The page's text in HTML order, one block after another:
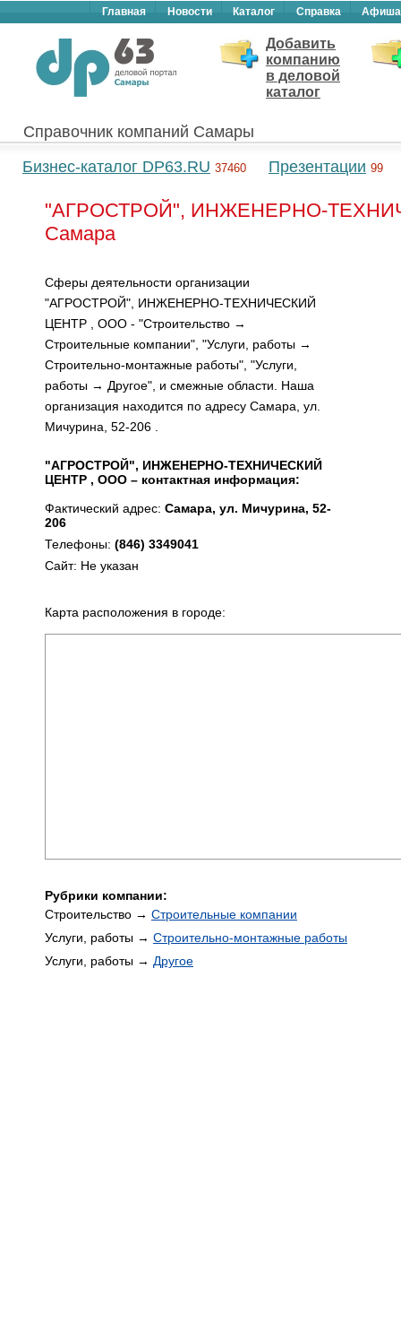
Главная Новости Каталог Справка Афиша
Добавить
компанию
в деловой
каталог
Справочник компаний Самары
Бизнес-каталог DP63.RU 37460 Презентации 99
"АГРОСТРОЙ", ИНЖЕНЕРНО-
Самара
Сферы деятельности организации
"АГРОСТРОЙ", ИНЖЕНЕРНО-ТЕХНИЧЕСКИЙ
ЦЕНТР , ООО - "Строительство →
Строительные компании", "Услуги, работы →
Строительно-монтажные работы", "Услуги,
работы → Другое", и смежные области. Наша
организация находится по адресу Самара, ул.
Мичурина, 52-206 .
"АГРОСТРОЙ", ИНЖЕНЕРНО-ТЕХНИЧЕСКИЙ
ЦЕНТР , ООО – контактная информация:
Фактический адрес: Самара, ул. Мичурина, 52-
206
Телефоны: (846) 3349041
Сайт: Не указан
Карта расположения в городе:
Рубрики компании:
Строительство → Строительные компании
Услуги, работы → Строительно-монтажные работы
Услуги, работы → Другое